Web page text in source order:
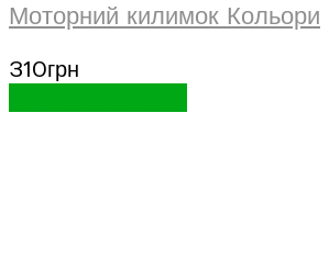
Моторний килимок Кольори
310грн